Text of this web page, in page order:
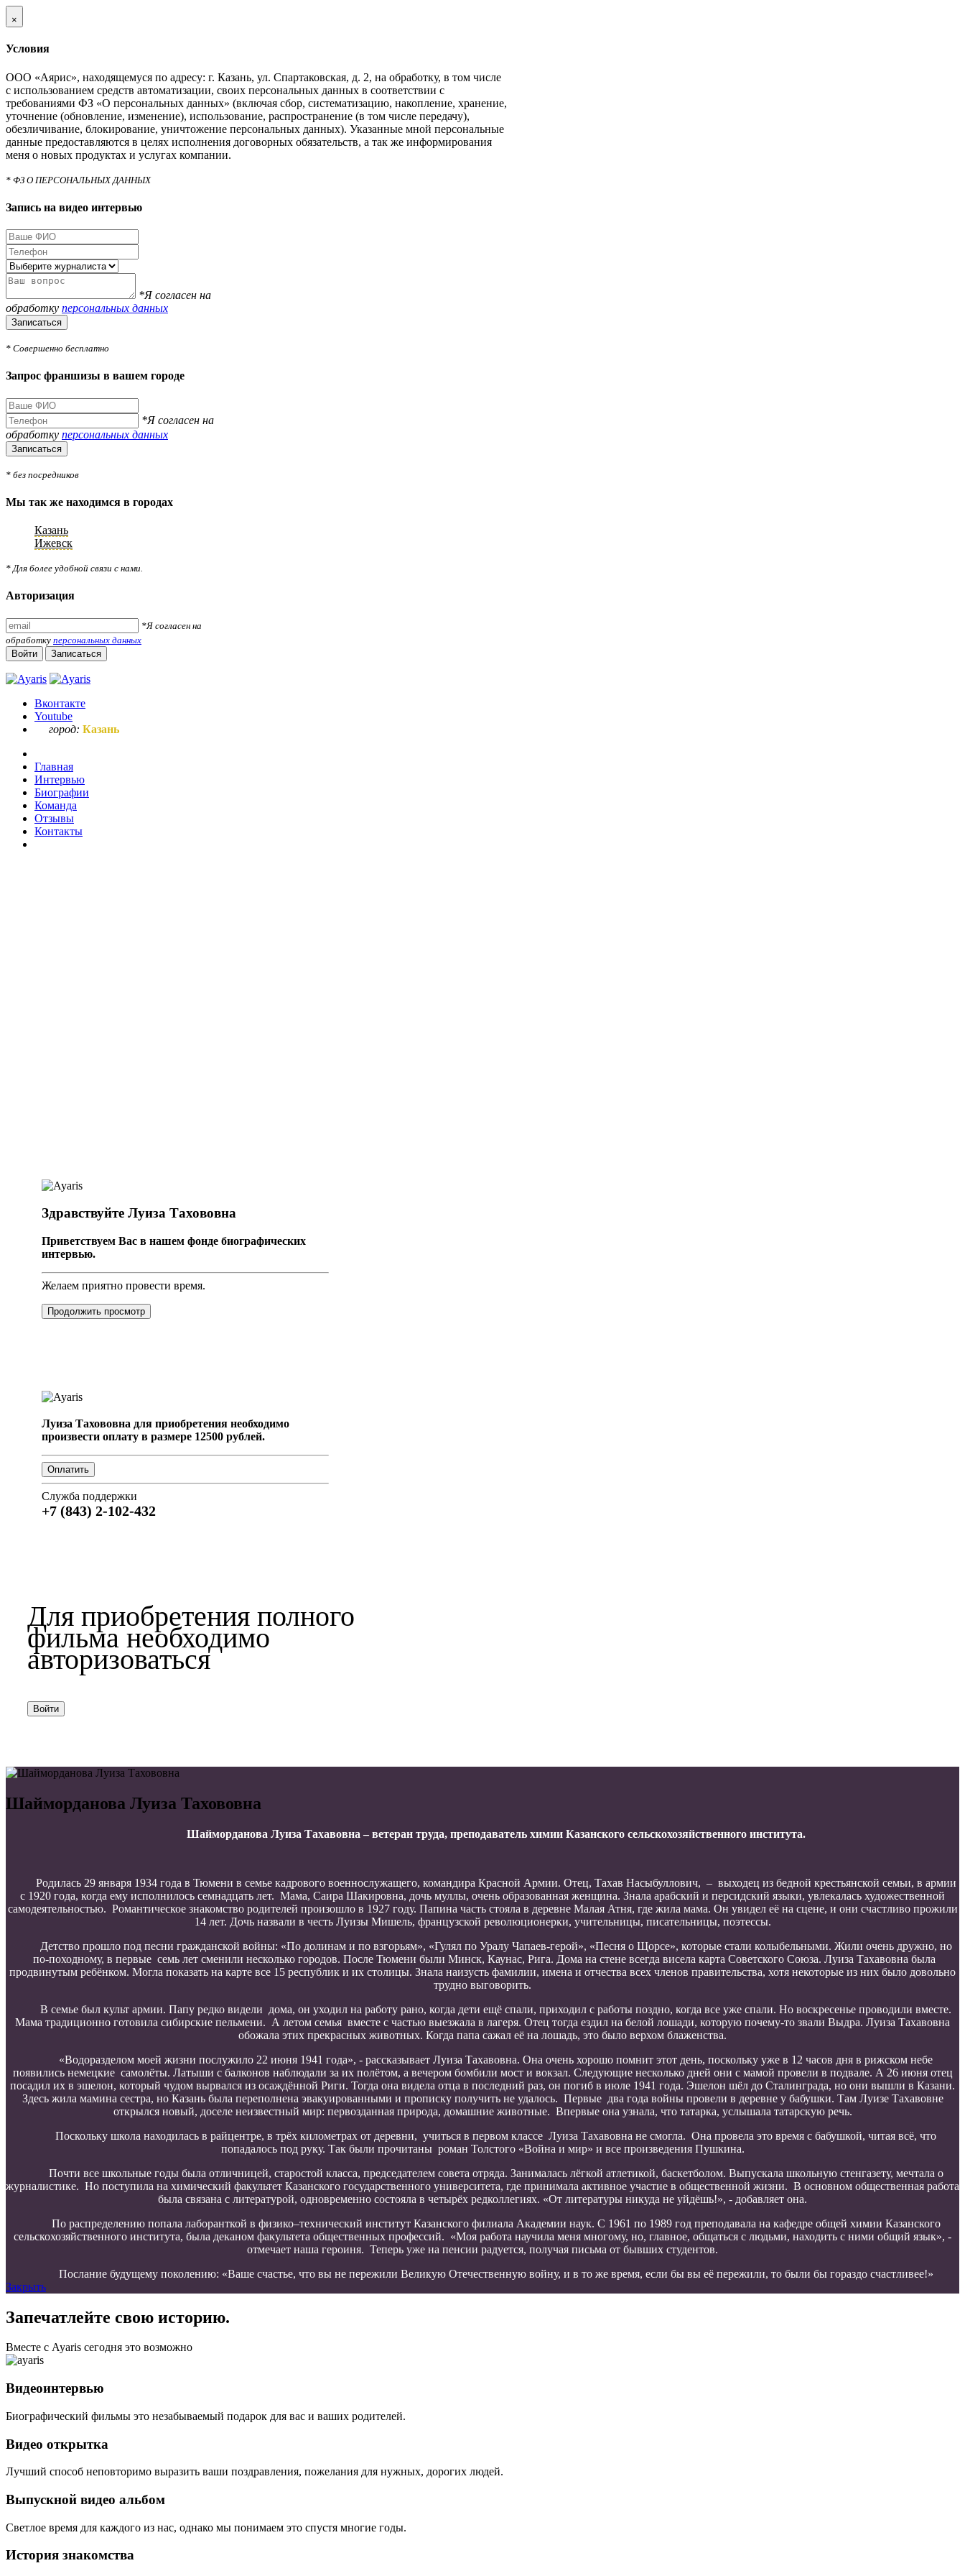
×
Условия
ООО «Аярис», находящемуся по адресу: г. Казань, ул. Спартаковская, д. 2, на обработку, в том числе
с использованием средств автоматизации, своих персональных данных в соответствии с
требованиями ФЗ «О персональных данных» (включая сбор, систематизацию, накопление, хранение,
уточнение (обновление, изменение), использование, распространение (в том числе передачу),
обезличивание, блокирование, уничтожение персональных данных). Указанные мной персональные
данные предоставляются в целях исполнения договорных обязательств, а так же информирования
меня о новых продуктах и услугах компании.
* ФЗ О ПЕРСОНАЛЬНЫХ ДАННЫХ
Запись на видео интервью
*Я согласен на
обработку персональных данных
Записаться
* Совершенно бесплатно
Запрос франшизы в вашем городе
*Я согласен на
обработку персональных данных
Записаться
* без посредников
Мы так же находимся в городах
Казань
Ижевск
* Для более удобной связи с нами.
Авторизация
*Я согласен на
обработку персональных данных
Войти
Записаться
Вконтакте
Youtube
город: Казань
Главная
Интервью
Биографии
Команда
Отзывы
Контакты
Здравствуйте Луиза Тахововна
Приветствуем Вас в нашем фонде биографических
интервью.
Желаем приятно провести время.
Продолжить просмотр
Луиза Тахововна для приобретения необходимо
произвести оплату в размере 12500 рублей.
Служба поддержки
+7 (843) 2-102-432
Для приобретения полного
фильма необходимо
авторизоваться
Войти
Шайморданова Луиза Тахововна
Шайморданова Луиза Тахавовна – ветеран труда, преподаватель химии Казанского сельскохозяйственного института.
Родилась 29 января 1934 года в Тюмени в семье кадрового военнослужащего, командира Красной Армии. Отец, Тахав Насыбуллович, – выходец из бедной крестьянской семьи, в армии
с 1920 года, когда ему исполнилось семнадцать лет. Мама, Саира Шакировна, дочь муллы, очень образованная женщина. Знала арабский и персидский языки, увлекалась художественной
самодеятельностью. Романтическое знакомство родителей произошло в 1927 году. Папина часть стояла в деревне Малая Атня, где жила мама. Он увидел её на сцене, и они счастливо прожили
14 лет. Дочь назвали в честь Луизы Мишель, французской революционерки, учительницы, писательницы, поэтессы.
Детство прошло под песни гражданской войны: «По долинам и по взгорьям», «Гулял по Уралу Чапаев-герой», «Песня о Щорсе», которые стали колыбельными. Жили очень дружно, но
по-походному, в первые семь лет сменили несколько городов. После Тюмени были Минск, Каунас, Рига. Дома на стене всегда висела карта Советского Союза. Луиза Тахавовна была
продвинутым ребёнком. Могла показать на карте все 15 республик и их столицы. Знала наизусть фамилии, имена и отчества всех членов правительства, хотя некоторые из них было довольно
трудно выговорить.
В семье был культ армии. Папу редко видели дома, он уходил на работу рано, когда дети ещё спали, приходил с работы поздно, когда все уже спали. Но воскресенье проводили вместе.
Мама традиционно готовила сибирские пельмени. А летом семья вместе с частью выезжала в лагеря. Отец тогда ездил на белой лошади, которую почему-то звали Выдра. Луиза Тахавовна
обожала этих прекрасных животных. Когда папа сажал её на лошадь, это было верхом блаженства.
«Водоразделом моей жизни послужило 22 июня 1941 года», - рассказывает Луиза Тахавовна. Она очень хорошо помнит этот день, поскольку уже в 12 часов дня в рижском небе
появились немецкие самолёты. Латыши с балконов наблюдали за их полётом, а вечером бомбили мост и вокзал. Следующие несколько дней они с мамой провели в подвале. А 26 июня отец
посадил их в эшелон, который чудом вырвался из осаждённой Риги. Тогда она видела отца в последний раз, он погиб в июле 1941 года. Эшелон шёл до Сталинграда, но они вышли в Казани.
Здесь жила мамина сестра, но Казань была переполнена эвакуированными и прописку получить не удалось. Первые два года войны провели в деревне у бабушки. Там Луизе Тахавовне
открылся новый, доселе неизвестный мир: первозданная природа, домашние животные. Впервые она узнала, что татарка, услышала татарскую речь.
Поскольку школа находилась в райцентре, в трёх километрах от деревни, учиться в первом классе Луиза Тахавовна не смогла. Она провела это время с бабушкой, читая всё, что
попадалось под руку. Так были прочитаны роман Толстого «Война и мир» и все произведения Пушкина.
Почти все школьные годы была отличницей, старостой класса, председателем совета отряда. Занималась лёгкой атлетикой, баскетболом. Выпускала школьную стенгазету, мечтала о
журналистике. Но поступила на химический факультет Казанского государственного университета, где принимала активное участие в общественной жизни. В основном общественная работа
была связана с литературой, одновременно состояла в четырёх редколлегиях. «От литературы никуда не уйдёшь!», - добавляет она.
По распределению попала лаборанткой в физико–технический институт Казанского филиала Академии наук. С 1961 по 1989 год преподавала на кафедре общей химии Казанского
сельскохозяйственного института, была деканом факультета общественных профессий. «Моя работа научила меня многому, но, главное, общаться с людьми, находить с ними общий язык», -
отмечает наша героиня. Теперь уже на пенсии радуется, получая письма от бывших студентов.
Послание будущему поколению: «Ваше счастье, что вы не пережили Великую Отечественную войну, и в то же время, если бы вы её пережили, то были бы гораздо счастливее!»
Закрыть
Запечатлейте свою историю.
Вместе с Ayaris сегодня это возможно
Видеоинтервью
Биографический фильмы это незабываемый подарок для вас и ваших родителей.
Видео открытка
Лучший способ неповторимо выразить ваши поздравления, пожелания для нужных, дорогих людей.
Выпускной видео альбом
Светлое время для каждого из нас, однако мы понимаем это спустя многие годы.
История знакомства